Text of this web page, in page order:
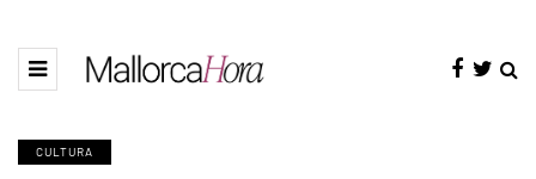
CULTURA